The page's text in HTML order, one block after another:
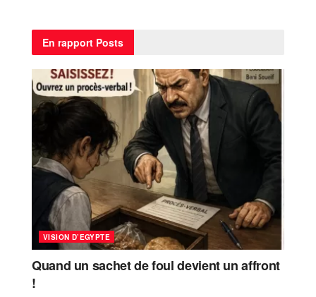
En rapport Posts
VISION D’EGYPTE
Quand un sachet de foul devient un affront
!